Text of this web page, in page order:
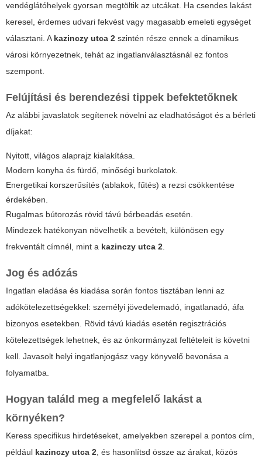
vendéglátóhelyek gyorsan megtöltik az utcákat. Ha csendes lakást
keresel, érdemes udvari fekvést vagy magasabb emeleti egységet
választani. Akazinczy utca 2 szintén része ennek a dinamikus
városi környezetnek, tehát az ingatlanválasztásnál ez fontos
szempont.
Felújítási és berendezési tippek befektetőknek
Az alábbi javaslatok segítenek növelni az eladhatóságot és a bérleti
díjakat:
Nyitott, világos alaprajz kialakítása.
Modern konyha és fürdő, minőségi burkolatok.
Energetikai korszerűsítés (ablakok, fűtés) a rezsi csökkentése
érdekében.
Rugalmas bútorozás rövid távú bérbeadás esetén.
Mindezek hatékonyan növelhetik a bevételt, különösen egy
frekventált címnél, mint a kazinczy utca 2.
Jog és adózás
Ingatlan eladása és kiadása során fontos tisztában lenni az
adókötelezettségekkel: személyi jövedelemadó, ingatlanadó, áfa
bizonyos esetekben. Rövid távú kiadás esetén regisztrációs
kötelezettségek lehetnek, és az önkormányzat feltételeit is követni
kell. Javasolt helyi ingatlanjogász vagy könyvelő bevonása a
folyamatba.
Hogyan találd meg a megfelelő lakást a
környéken?
Keress specifikus hirdetéseket, amelyekben szerepel a pontos cím,
például kazinczy utca 2, és hasonlítsd össze az árakat, közös